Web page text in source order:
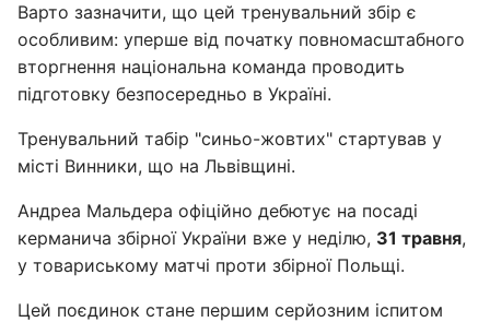
Варто зазначити, що цей тренувальний збір є
особливим: уперше від початку повномасштабного
вторгнення національна команда проводить
підготовку безпосередньо в Україні.
Тренувальний табір "синьо-жовтих" стартував у
місті Винники, що на Львівщині.
Андреа Мальдера офіційно дебютує на посаді
керманича збірної України вже у неділю, 31 травня,
у товариському матчі проти збірної Польщі.
Цей поєдинок стане першим серйозним іспитом